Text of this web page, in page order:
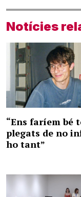
Notícies
“Ens faríem bé
plegats de no
ho tant”